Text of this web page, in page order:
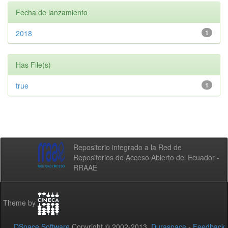
Fecha de lanzamiento
1
2018
Has File(s)
1
true
Repositorio integrado a la Red de
Repositorios de Acceso Abierto del Ecuador -
RRAAE
Theme by